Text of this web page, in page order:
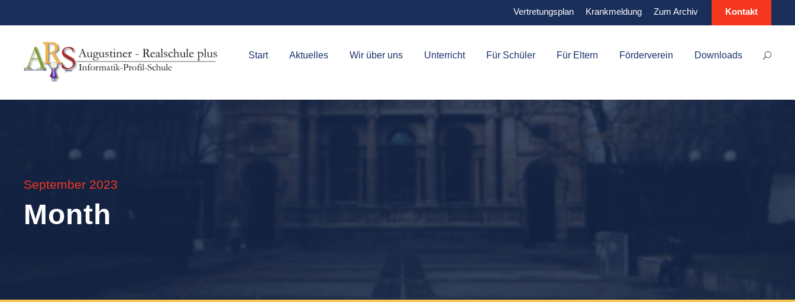
Vertretungsplan Krankmeldung Zum Archiv Kontakt
Start Aktuelles Wir über uns Unterricht Für Schüler Für Eltern Förderverein Downloads
September 2023
Month